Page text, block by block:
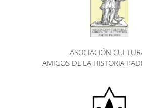
ASOCIACIÓN
AMIGOS DE LA HISTORIA